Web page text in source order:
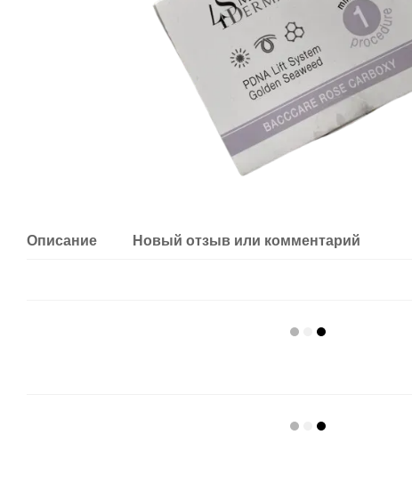
Описание Новый отзыв или комментарий